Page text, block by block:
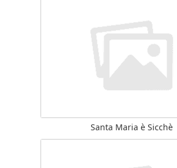
Santa Maria è Sicchè